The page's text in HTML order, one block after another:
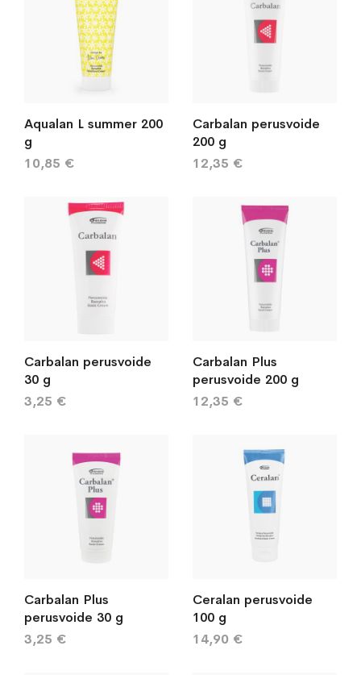
Aqualan L summer 200
g
10,85 €
Carbalan perusvoide
200 g
12,35 €
Carbalan perusvoide
30 g
3,25 €
Carbalan Plus
perusvoide 200 g
12,35 €
Carbalan Plus
perusvoide 30 g
3,25 €
Ceralan perusvoide
100 g
14,90 €